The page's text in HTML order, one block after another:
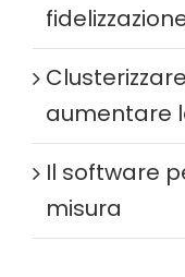
aumentare
Il software
misura